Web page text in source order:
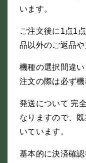
います。
ご注文後に1点1
品以外のご返品や
機種の選択間違
注文の際は必ず機
発送について 完
なりますので、
いています。
基本的に決済確